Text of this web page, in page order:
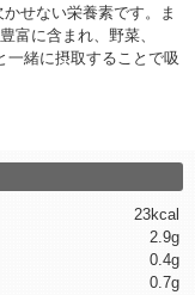
せない栄養素です。ま
富に含まれ、野菜、
一緒に摂取することで吸
23kcal
2.9g
0.4g
0.7g